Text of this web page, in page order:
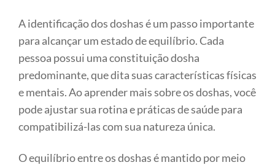
A identificação dos doshas é um passo importante
para alcançar um estado de equilíbrio. Cada
pessoa possui uma constituição dosha
predominante, que dita suas características físicas
e mentais. Ao aprender mais sobre os doshas, você
pode ajustar sua rotina e práticas de saúde para
compatibilizá-las com sua natureza única.
O equilíbrio entre os doshas é mantido por meio